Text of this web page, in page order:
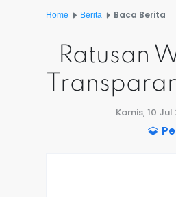
Home Berita Baca Berita
Ratusan
Kamis, 10